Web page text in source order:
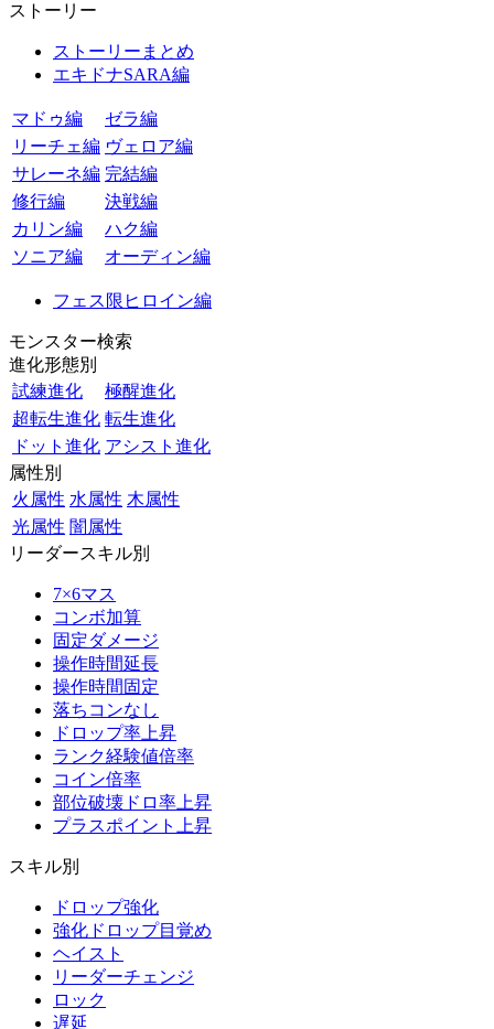
ストーリー
ストーリーまとめ
エキドナSARA編
マドゥ編
ゼラ編
リーチェ編 ヴェロア編
サレーネ編 完結編
修行編
決戦編
カリン編
ハク編
ソニア編
オーディン編
フェス限ヒロイン編
モンスター検索
進化形態別
試練進化
極醒進化
超転生進化 転生進化
ドット進化 アシスト進化
属性別
火属性 水属性 木属性
光属性 闇属性
リーダースキル別
7×6マス
コンボ加算
固定ダメージ
操作時間延長
操作時間固定
落ちコンなし
ドロップ率上昇
ランク経験値倍率
コイン倍率
部位破壊ドロ率上昇
プラスポイント上昇
スキル別
ドロップ強化
強化ドロップ目覚め
ヘイスト
リーダーチェンジ
ロック
遅延